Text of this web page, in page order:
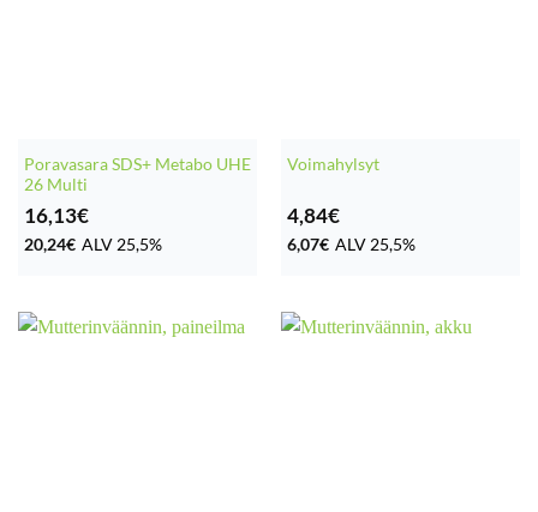
Poravasara SDS+ Metabo UHE
26 Multi
16,13€
20,24€ ALV 25,5%
Voimahylsyt
4,84€
6,07€ ALV 25,5%